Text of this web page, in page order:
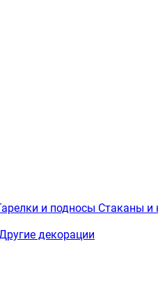
и подносы Стаканы и
декорации